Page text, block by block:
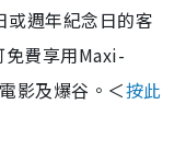
或週年紀念日的客
免費享用Maxi-
影及爆谷。＜按此